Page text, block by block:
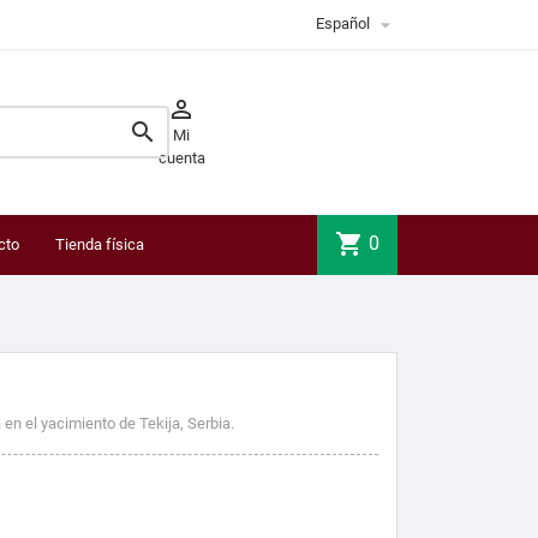
Español 


Mi
cuenta
Tienda física shopping_cart 0
el yacimiento de Tekija, Serbia.